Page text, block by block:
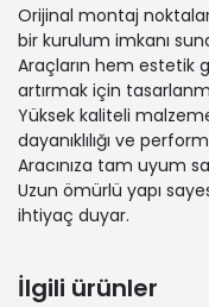
Orijinal montaj
bir kurulum imkanı
Araçların hem estetik
artırmak için
Yüksek kaliteli
dayanıklılığı ve
Aracınıza tam uyum
Uzun ömürlü yapı
ihtiyaç duyar.
İlgili ürünler